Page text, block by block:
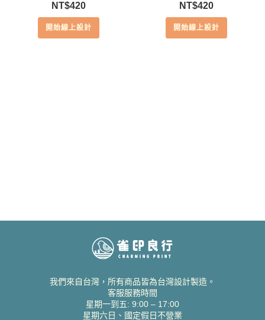
NT$420
開始線上設計
NT$420
開始線上設計
我們來自台灣，所有商品皆為台灣設計製造。
客服服務時間
星期一到五: 9:00 – 17:00
星期六日、國定假日不營業